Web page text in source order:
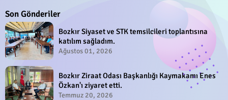
Son Gönderiler
Bozkır Siyaset ve STK temsilcileri toplantısına
katılım sağladım.
Ağustos 01, 2026
Bozkır Ziraat Odası Başkanlığı Kaymakamı Enes
Özkan'ı ziyaret etti.
Temmuz 20, 2026